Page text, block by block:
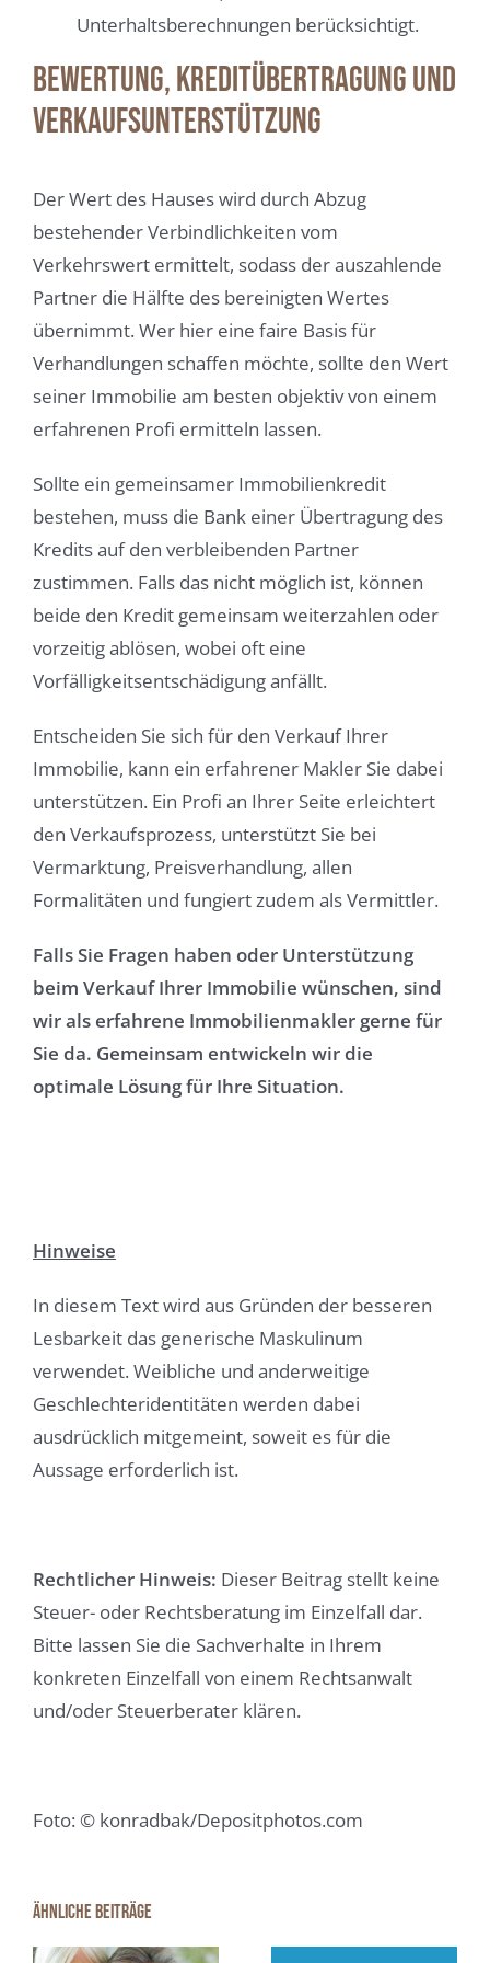
Unterhaltsberechnungen berücksichtigt.
Bewertung, Kreditübertragung und
Verkaufsunterstützung
Der Wert des Hauses wird durch Abzug
bestehender Verbindlichkeiten vom
Verkehrswert ermittelt, sodass der auszahlende
Partner die Hälfte des bereinigten Wertes
übernimmt. Wer hier eine faire Basis für
Verhandlungen schaffen möchte, sollte den Wert
seiner Immobilie am besten objektiv von einem
erfahrenen Profi ermitteln lassen.
Sollte ein gemeinsamer Immobilienkredit
bestehen, muss die Bank einer Übertragung des
Kredits auf den verbleibenden Partner
zustimmen. Falls das nicht möglich ist, können
beide den Kredit gemeinsam weiterzahlen oder
vorzeitig ablösen, wobei oft eine
Vorfälligkeitsentschädigung anfällt.
Entscheiden Sie sich für den Verkauf Ihrer
Immobilie, kann ein erfahrener Makler Sie dabei
unterstützen. Ein Profi an Ihrer Seite erleichtert
den Verkaufsprozess, unterstützt Sie bei
Vermarktung, Preisverhandlung, allen
Formalitäten und fungiert zudem als Vermittler.
Falls Sie Fragen haben oder Unterstützung
beim Verkauf Ihrer Immobilie wünschen, sind
wir als erfahrene Immobilienmakler gerne für
Sie da. Gemeinsam entwickeln wir die
optimale Lösung für Ihre Situation.
Hinweise
In diesem Text wird aus Gründen der besseren
Lesbarkeit das generische Maskulinum
verwendet. Weibliche und anderweitige
Geschlechteridentitäten werden dabei
ausdrücklich mitgemeint, soweit es für die
Aussage erforderlich ist.
Rechtlicher Hinweis: Dieser Beitrag stellt keine
Steuer- oder Rechtsberatung im Einzelfall dar.
Bitte lassen Sie die Sachverhalte in Ihrem
konkreten Einzelfall von einem Rechtsanwalt
und/oder Steuerberater klären.
Foto: © konradbak/Depositphotos.com
Ähnliche Beiträge